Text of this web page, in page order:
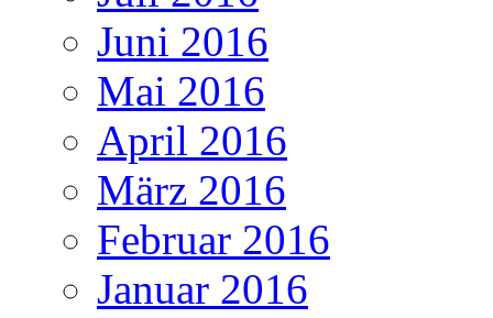
Juni 2016
Mai 2016
April 2016
März 2016
Februar 2016
Januar 2016